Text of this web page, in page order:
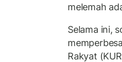
melemah
Selama ini,
Rakyat